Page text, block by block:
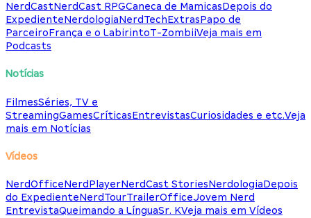
NerdCastNerdCast RPGCaneca de MamicasDepois do
ExpedienteNerdologiaNerdTechExtrasPapo de
ParceiroFrança e o LabirintoT-ZombiiVeja mais em
Podcasts
Notícias
FilmesSéries, TV e
StreamingGamesCríticasEntrevistasCuriosidades e etc.Veja
mais em Notícias
Vídeos
NerdOfficeNerdPlayerNerdCast StoriesNerdologiaDepois
do ExpedienteNerdTourTrailerOfficeJovem Nerd
EntrevistaQueimando a LínguaSr. KVeja mais em Vídeos